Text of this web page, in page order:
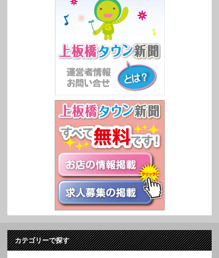
カテゴリーで探す